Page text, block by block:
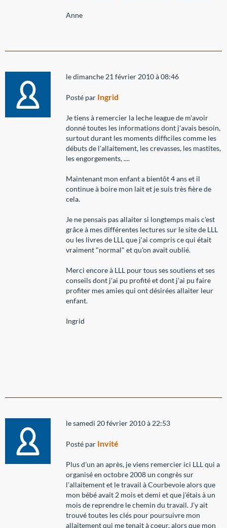
Anne
le dimanche 21 février 2010 à 08:46
Posté par Ingrid
Je tiens à remercier la leche league de m'avoir
donné toutes les informations dont j'avais besoin,
surtout durant les moments difficiles comme les
débuts de l'allaitement, les crevasses, les mastites,
les engorgements, ....
Maintenant mon enfant a bientôt 4 ans et il
continue à boire mon lait et je suis très fière de
cela.
Je ne pensais pas allaiter si longtemps mais c'est
grâce à mes différentes lectures sur le site de LLL
ou les livres de LLL que j'ai compris ce qui était
vraiment "normal" et qu'on avait oublié.
Merci encore à LLL pour tous ses soutiens et ses
conseils dont j'ai pu profité et dont j'ai pu faire
profiter mes amies qui ont désirées allaiter leur
enfant.
Ingrid
le samedi 20 février 2010 à 22:53
Posté par Invité
Plus d'un an après, je viens remercier ici LLL qui a
organisé en octobre 2008 un congrès sur
l'allaitement et le travail à Courbevoie alors que
mon bébé avait 2 mois et demi et que j'étais à un
mois de reprendre le chemin du travail. J'y ait
trouvé toutes les clés pour poursuivre mon
allaitement qui me tenait à coeur, alors que mon